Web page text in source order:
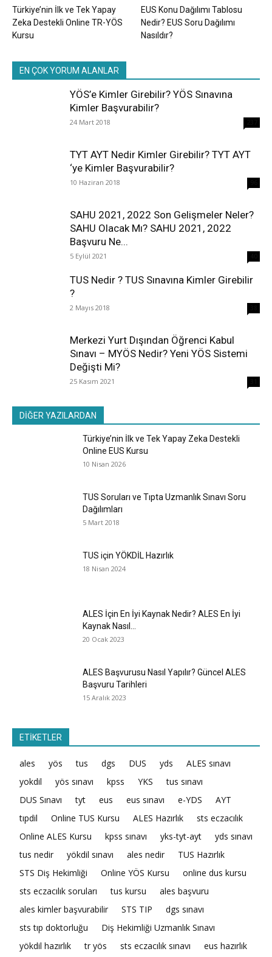
Türkiye’nin İlk ve Tek Yapay
Zeka Destekli Online TR-YÖS
Kursu
EUS Konu Dağılımı Tablosu
Nedir? EUS Soru Dağılımı
Nasıldır?
EN ÇOK YORUM ALANLAR
YÖS’e Kimler Girebilir? YÖS Sınavına
Kimler Başvurabilir?
24 Mart 2018
TYT AYT Nedir Kimler Girebilir? TYT AYT
‘ye Kimler Başvurabilir?
10 Haziran 2018
SAHU 2021, 2022 Son Gelişmeler Neler?
SAHU Olacak Mı? SAHU 2021, 2022
Başvuru Ne...
5 Eylül 2021
TUS Nedir ? TUS Sınavına Kimler Girebilir
?
2 Mayıs 2018
Merkezi Yurt Dışından Öğrenci Kabul
Sınavı – MYÖS Nedir? Yeni YÖS Sistemi
Değişti Mi?
25 Kasım 2021
DİĞER YAZILARDAN
Türkiye’nin İlk ve Tek Yapay Zeka Destekli
Online EUS Kursu
10 Nisan 2026
TUS Soruları ve Tıpta Uzmanlık Sınavı Soru
Dağılımları
5 Mart 2018
TUS için YÖKDİL Hazırlık
18 Nisan 2024
ALES İçin En İyi Kaynak Nedir? ALES En İyi
Kaynak Nasıl...
20 Ocak 2023
ALES Başvurusu Nasıl Yapılır? Güncel ALES
Başvuru Tarihleri
15 Aralık 2023
ETİKETLER
ales yös tus dgs DUS yds
ALES sınavı
yokdil
yös sınavı kpss YKS
tus sınavı
DUS Sınavı
tyt eus eus sınavı e-YDS
AYT
tıpdil
Online TUS Kursu ALES Hazırlık
sts eczacılık
Online ALES Kursu
kpss sınavı yks-tyt-ayt
yds sınavı
tus nedir
yökdil sınavı ales nedir
TUS Hazırlık
STS Diş Hekimliği
Online YÖS Kursu
online dus kursu
sts eczacılık soruları
tus kursu
ales başvuru
ales kimler başvurabilir
STS TIP
dgs sınavı
sts tıp doktorluğu
Diş Hekimliği Uzmanlık Sınavı
yökdil hazırlık
tr yös sts eczacılık sınavı
eus hazırlık